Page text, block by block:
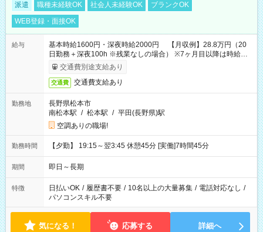
派遣 職種未経験OK 社会人未経験OK
ブランクOK
WEB登録・面接OK
給与
基本時給1600円・深夜時給2000円 【月収例】28.8万円（20
日勤務＋深夜100h ※残業なしの場合） ※7ヶ月目以降は時給
1230円・深夜時給1538円となります。
交通費別途支給あり
交通費 交通費支給あり
勤務地
長野県松本市
南松本駅 / 松本駅 / 平田(長野県)駅
空調ありの職場!
勤務時間 【夕勤】 19:15～翌3:45 休憩45分 [実働]7時間45分
期間 即日～長期
特徴 日払いOK / 履歴書不要 / 10名以上の大量募集 / 電話対応なし /
パソコンスキル不要
気になる！ 応募する 詳細へ